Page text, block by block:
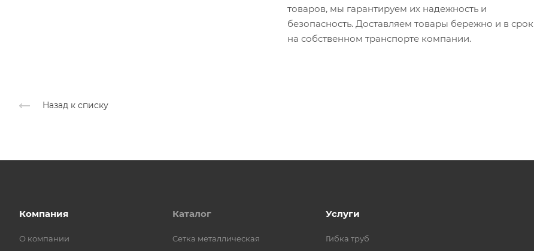
товаров, мы гарантируем их надежность и
безопасность. Доставляем товары бережно и в срок
на собственном транспорте компании.
Назад к списку
Компания
О компании
Каталог
Cетка металлическая
Услуги
Гибка труб